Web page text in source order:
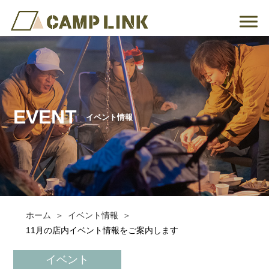
EVENT イベント情報
ホーム
イベント情報
11月の店内イベント情報をご案内します
イベント